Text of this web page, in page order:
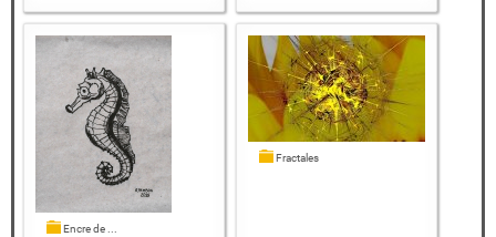
Encre de ...
Fractales